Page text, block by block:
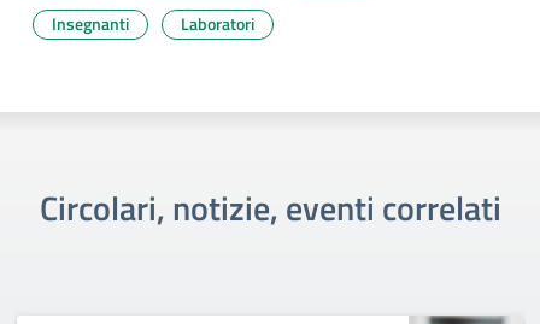
Insegnanti
Laboratori
Circolari, notizie, eventi correlati